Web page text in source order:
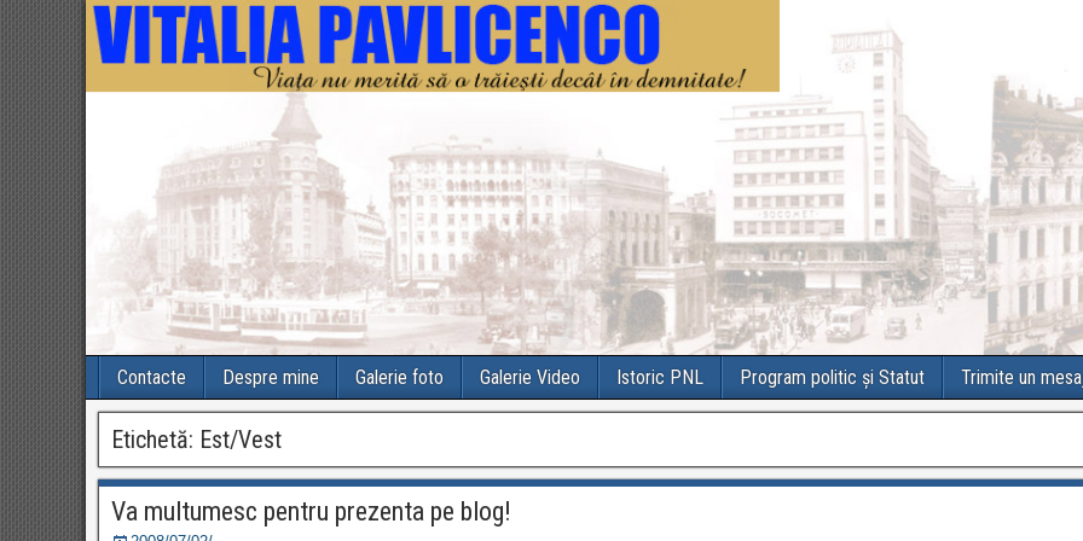
Contacte Despre mine Galerie foto Galerie Video Istoric PNL Program politic și Statut Trimite un
Etichetă: Est/Vest
Va multumesc pentru prezenta pe blog!